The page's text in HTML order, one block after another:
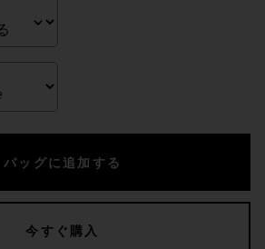
バッグに追加する
今すぐ購入